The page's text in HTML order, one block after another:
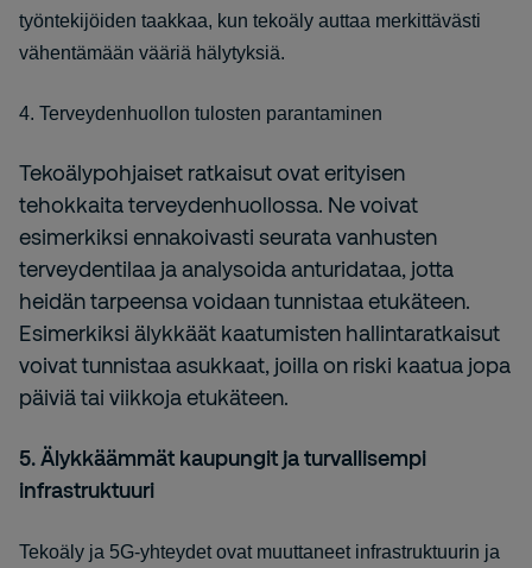
työntekijöiden taakkaa, kun tekoäly auttaa merkittävästi
vähentämään vääriä hälytyksiä.
4. Terveydenhuollon tulosten parantaminen
Tekoälypohjaiset ratkaisut ovat erityisen
tehokkaita terveydenhuollossa. Ne voivat
esimerkiksi ennakoivasti seurata vanhusten
terveydentilaa ja analysoida anturidataa, jotta
heidän tarpeensa voidaan tunnistaa etukäteen.
Esimerkiksi älykkäät kaatumisten hallintaratkaisut
voivat tunnistaa asukkaat, joilla on riski kaatua jopa
päiviä tai viikkoja etukäteen.
5. Älykkäämmät kaupungit ja turvallisempi
infrastruktuuri
Tekoäly ja 5G-yhteydet ovat muuttaneet infrastruktuurin ja